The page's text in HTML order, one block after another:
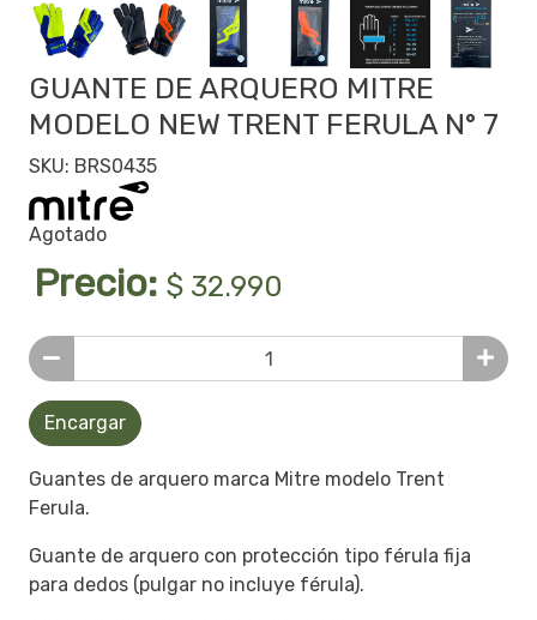
GUANTE DE ARQUERO MITRE
MODELO NEW TRENT FERULA N° 7
SKU: BRS0435
Agotado
Precio: $ 32.990
Encargar
Guantes de arquero marca Mitre modelo Trent
Ferula.
Guante de arquero con protección tipo férula fija
para dedos (pulgar no incluye férula).